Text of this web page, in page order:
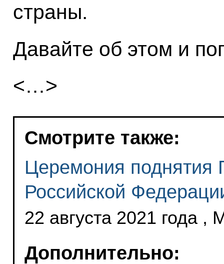
страны.
Давайте об этом и
<…>
Смотрите также:
Церемония поднятия
Российской
22 августа 2021 года ,
Дополнительно: